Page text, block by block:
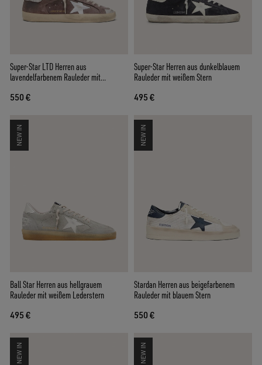
Super-Star LTD Herren aus
lavendelfarbenem Rauleder mit
550 €
Super-Star Herren aus dunkelblauem
Rauleder mit weißem Stern
495 €
NEW IN
Ball Star Herren aus hellgrauem
Rauleder mit weißem Lederstern
495 €
NEW IN
Stardan Herren aus beigefarbenem
Rauleder mit blauem Stern
550 €
NEW IN NEW IN